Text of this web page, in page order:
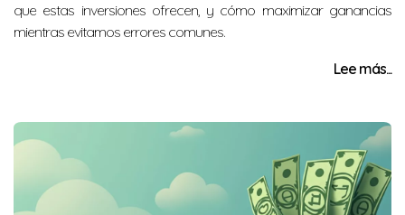
que estas inversiones ofrecen, y cómo maximizar ganancias
mientras evitamos errores comunes.
Lee más...